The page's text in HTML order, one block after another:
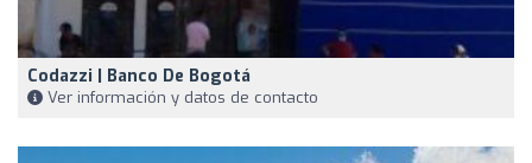
Codazzi | Banco De Bogotá
Ver información y datos de contacto